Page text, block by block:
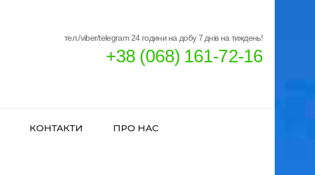
тел./viber/telegram 24 години на добу 7 днів на тиждень!
+38 (068) 161-72-16
КОНТАКТИ ПРО НАС